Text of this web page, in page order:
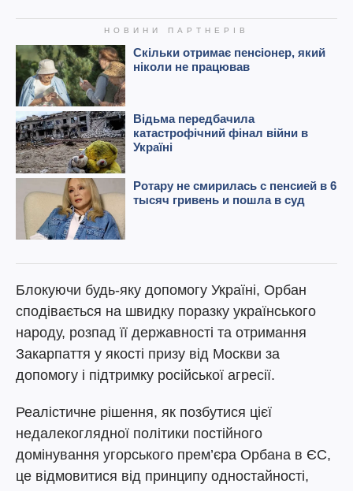
Блокуючи будь-яку допомогу Україні, Орбан
сподівається на швидку поразку українського
народу, розпад її державності та отримання
Закарпаття у якості призу від Москви за
допомогу і підтримку російської агресії.
Реалістичне рішення, як позбутися цієї
недалекоглядної політики постійного
домінування угорського прем’єра Орбана в ЄС,
це відмовитися від принципу одностайності,